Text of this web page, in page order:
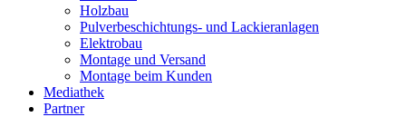
Holzbau
Pulverbeschichtungs- und Lackieranlagen
Elektrobau
Montage und Versand
Montage beim Kunden
Mediathek
Partner